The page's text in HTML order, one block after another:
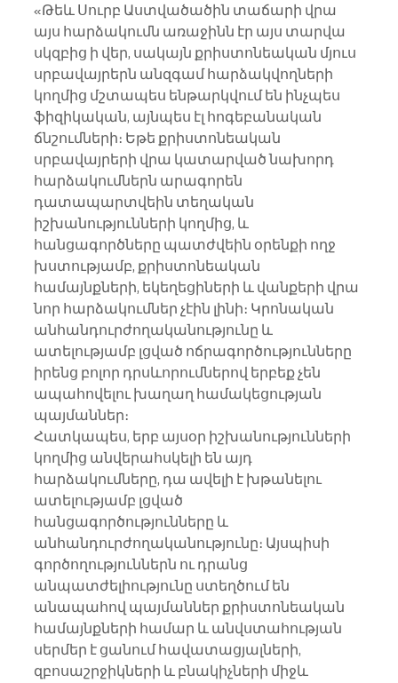
«Թեև Սուրբ Աստվածածին տաճարի վրա
այս հարձակումն առաջինն էր այս տարվա
սկզբից ի վեր, սակայն քրիստոնեական մյուս
սրբավայրերն անզգամ հարձակվողների
կողմից մշտապես ենթարկվում են ինչպես
ֆիզիկական, այնպես էլ հոգեբանական
ճնշումների։ Եթե քրիստոնեական
սրբավայրերի վրա կատարված նախորդ
հարձակումներն արագորեն
դատապարտվեին տեղական
իշխանությունների կողմից, և
հանցագործները պատժվեին օրենքի ողջ
խստությամբ, քրիստոնեական
համայնքների, եկեղեցիների և վանքերի վրա
նոր հարձակումներ չէին լինի։ Կրոնական
անհանդուրժողականությունը և
ատելությամբ լցված ոճրագործությունները
իրենց բոլոր դրսևորումներով երբեք չեն
ապահովելու խաղաղ համակեցության
պայմաններ։
Հատկապես, երբ այսօր իշխանությունների
կողմից անվերահսկելի են այդ
հարձակումները, դա ավելի է խթանելու
ատելությամբ լցված
հանցագործությունները և
անհանդուրժողականությունը։ Այսպիսի
գործողություններն ու դրանց
անպատժելիությունը ստեղծում են
անապահով պայմաններ քրիստոնեական
համայնքների համար և անվստահության
սերմեր է ցանում հավատացյալների,
զբոսաշրջիկների և բնակիչների միջև